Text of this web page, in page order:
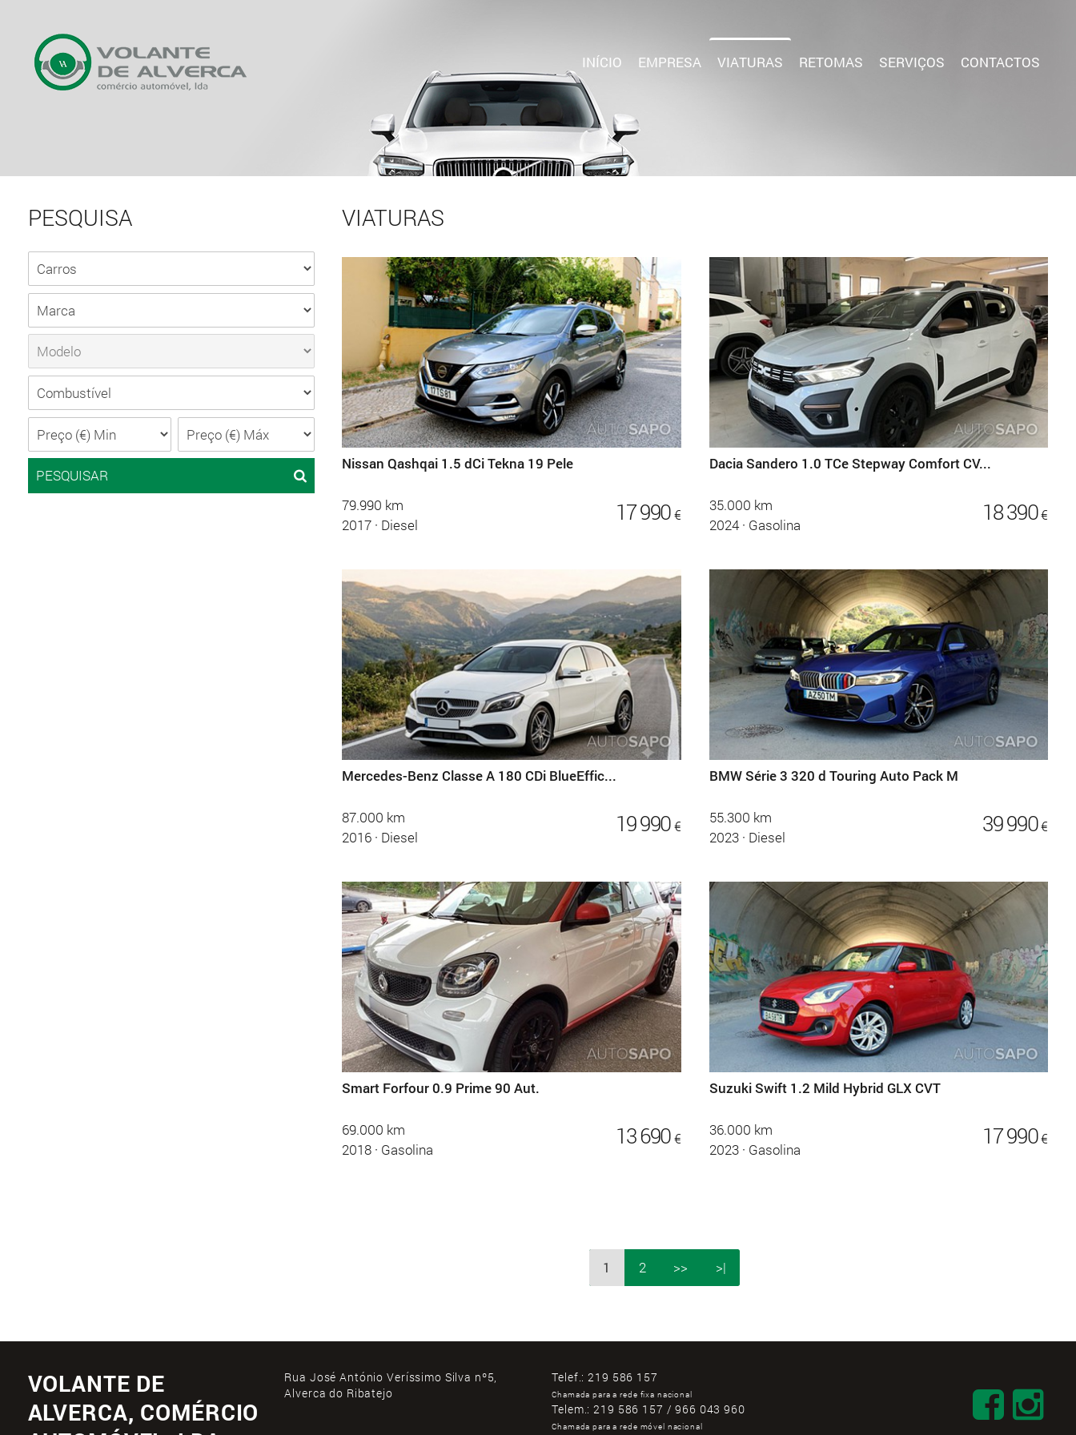
INÍCIO EMPRESA VIATURAS RETOMAS SERVIÇOS CONTACTOS
PESQUISA
PESQUISAR
VIATURAS
Nissan Qashqai 1.5 dCi Tekna 19 Pele
79.990 km
2017 · Diesel 17 990€
Dacia Sandero 1.0 TCe Stepway Comfort CV...
35.000 km
2024 · Gasolina 18 390€
Mercedes-Benz Classe A 180 CDi BlueEffic...
87.000 km
2016 · Diesel 19 990€
BMW Série 3 320 d Touring Auto Pack M
55.300 km
2023 · Diesel 39 990€
Smart Forfour 0.9 Prime 90 Aut.
69.000 km
2018 · Gasolina 13 690€
Suzuki Swift 1.2 Mild Hybrid GLX CVT
36.000 km
2023 · Gasolina 17 990€
1 2 >> >|
VOLANTE DE
ALVERCA, COMÉRCIO
Rua José António Veríssimo Silva nº5,
Alverca do Ribatejo
Telef.:219 586 157
Chamada para a rede fixa nacional
Telem.:219 586 157 / 966 043 960
Chamada para a rede móvel nacional